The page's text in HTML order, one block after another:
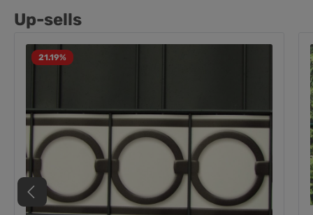
Up-sells
21.19%